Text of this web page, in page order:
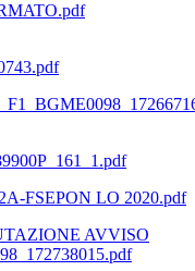
FSEPON LO 2020.pdf
AVVISO